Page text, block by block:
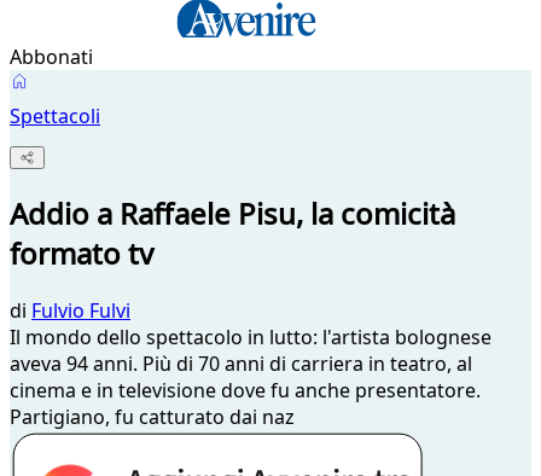
Abbonati
Spettacoli
Addio a Raffaele Pisu, la comicità
formato tv
di Fulvio Fulvi
Il mondo dello spettacolo in lutto: l'artista bolognese
aveva 94 anni. Più di 70 anni di carriera in teatro, al
cinema e in televisione dove fu anche presentatore.
Partigiano, fu catturato dai naz